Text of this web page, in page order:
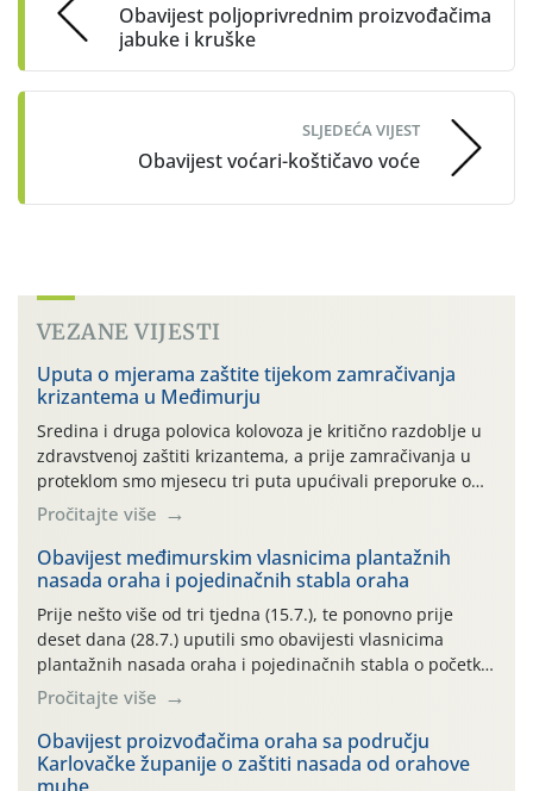
Obavijest poljoprivrednim proizvođačima
jabuke i kruške
SLJEDEĆA VIJEST
Obavijest voćari-koštičavo voće
VEZANE VIJESTI
Uputa o mjerama zaštite tijekom zamračivanja
krizantema u Međimurju
Sredina i druga polovica kolovoza je kritično razdoblje u
zdravstvenoj zaštiti krizantema, a prije zamračivanja u
proteklom smo mjesecu tri puta upućivali preporuke o
preventivnim mjerama zaštite krizantema od najčešćih
uzročnika bolesti, štetnika i fito-fagnih grinja (23.7., 14.7.,
06.7.)! Na početku ovog mjeseca je zabilježeno je
povijesno i ekstremno vruće meteorološko razdoblje, uz
najviše temperature […]
Pročitajte više
Obavijest međimurskim vlasnicima plantažnih
nasada oraha i pojedinačnih stabla oraha
Prije nešto više od tri tjedna (15.7.), te ponovno prije
deset dana (28.7.) uputili smo obavijesti vlasnicima
plantažnih nasada oraha i pojedinačnih stabla o početku
leta i ovogodišnjoj potrebi usmjerenog suzbijanja
orahove muhe (Rhagoletis completa)! Već dvanaest dana
traje drugi ovogodišnji “toplinski udar”, koji naročito
izražen zadnja šest dana (31.7.-05.8.), jer najviše
Pročitajte više
Obavijest proizvođačima oraha sa području
Karlovačke županije o zaštiti nasada od orahove